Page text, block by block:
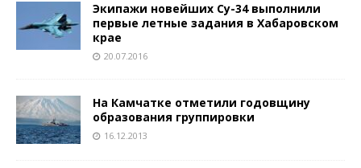
Экипажи новейших Су-34 выполнили
первые летные задания в Хабаровском
крае
20.07.2016
На Камчатке отметили годовщину
образования группировки
16.12.2013